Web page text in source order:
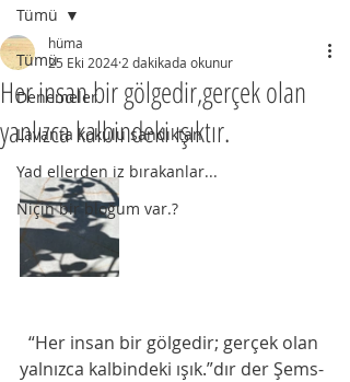
Tümü
Denemeler
Lavanta kokulu sandıktan
Yad ellerden iz bırakanlar...
Niçin bir bloğum var.?
Tümü
Her insan bir gölgedir,gerçek olan
yanlızca kalbindeki ışıktır.
hüma
25 Eki 2024 2 dakikada okunur
yalnızca kalbindeki ışık.”dır der Şems-